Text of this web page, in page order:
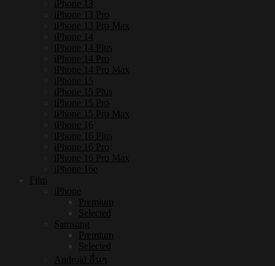
iPhone 13
iPhone 13 Pro
iPhone 13 Pro Max
iPhone 14
iPhone 14 Plus
iPhone 14 Pro
iPhone 14 Pro Max
iPhone 15
iPhone 15 Plus
iPhone 15 Pro
iPhone 15 Pro Max
iPhone 16
iPhone 16 Plus
iPhone 16 Pro
iPhone 16 Pro Max
iPhone 16e
Film
iPhone
Premium
Selected
Samsung
Premium
Selected
Android อื่นๆ